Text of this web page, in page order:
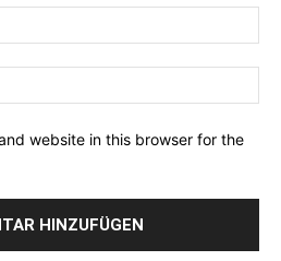
website in this browser for the